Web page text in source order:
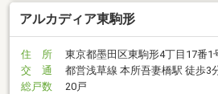
アルカディア東駒形
住 所
東京都墨田区東駒形4丁目17番1
交 通
都営浅草線 本所吾妻橋駅 徒歩3
総戸数
20戸